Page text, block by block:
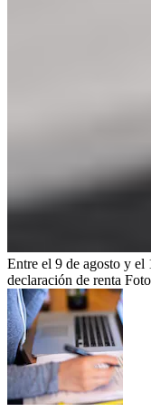
Entre el 9 de agosto y el
declaración de renta